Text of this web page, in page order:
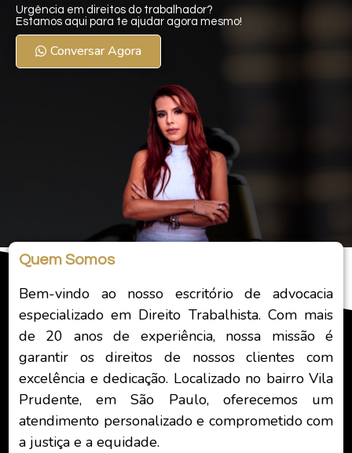
Urgência em direitos do trabalhador?
Estamos aqui para te ajudar agora mesmo!
Conversar Agora
Quem Somos
Bem-vindo ao nosso escritório de advocacia
especializado em Direito Trabalhista. Com mais
de 20 anos de experiência, nossa missão é
garantir os direitos de nossos clientes com
excelência e dedicação. Localizado no bairro Vila
Prudente, em São Paulo, oferecemos um
atendimento personalizado e comprometido com
a justiça e a equidade.